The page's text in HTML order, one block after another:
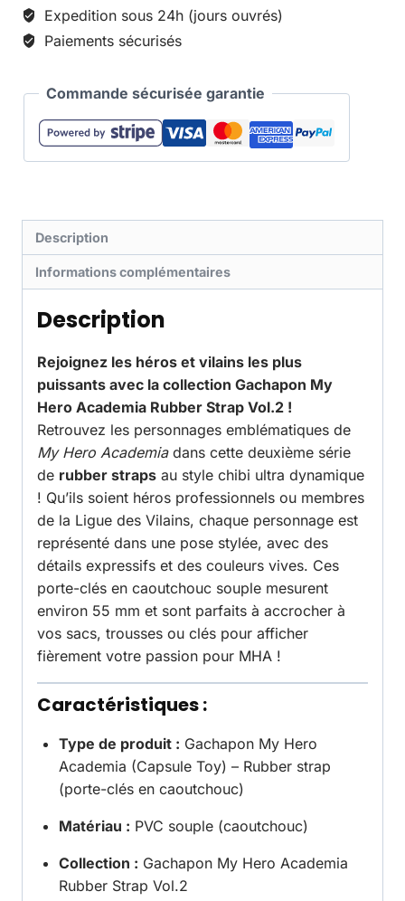
Expedition sous 24h (jours ouvrés)
Paiements sécurisés
Commande sécurisée garantie
Description
Informations complémentaires
Description
Rejoignez les héros et vilains les plus
puissants avec la collection Gachapon My
Hero Academia Rubber Strap Vol.2 !
Retrouvez les personnages emblématiques de
My Hero Academiadans cette deuxième série
de rubber straps au style chibi ultra dynamique
! Qu’ils soient héros professionnels ou membres
de la Ligue des Vilains, chaque personnage est
représenté dans une pose stylée, avec des
détails expressifs et des couleurs vives. Ces
porte-clés en caoutchouc souple mesurent
environ 55 mm et sont parfaits à accrocher à
vos sacs, trousses ou clés pour afficher
fièrement votre passion pour MHA !
Caractéristiques :
Type de produit : Gachapon My Hero
Academia (Capsule Toy) – Rubber strap
(porte-clés en caoutchouc)
Matériau : PVC souple (caoutchouc)
Collection : Gachapon My Hero Academia
Rubber Strap Vol.2